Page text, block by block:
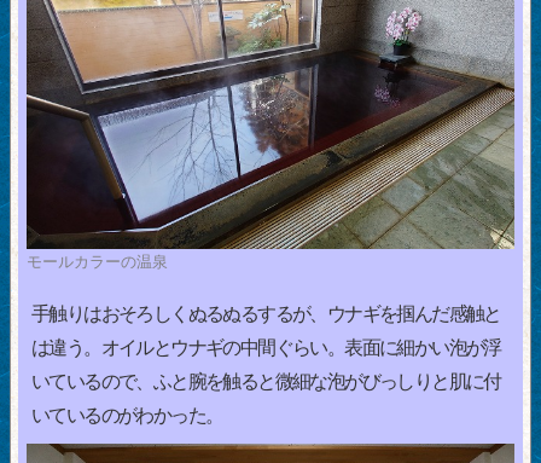
モールカラーの温泉
手触りはおそろしくぬるぬるするが、ウナギを掴んだ感触と
は違う。オイルとウナギの中間ぐらい。表面に細かい泡が浮
いているので、ふと腕を触ると微細な泡がびっしりと肌に付
いているのがわかった。